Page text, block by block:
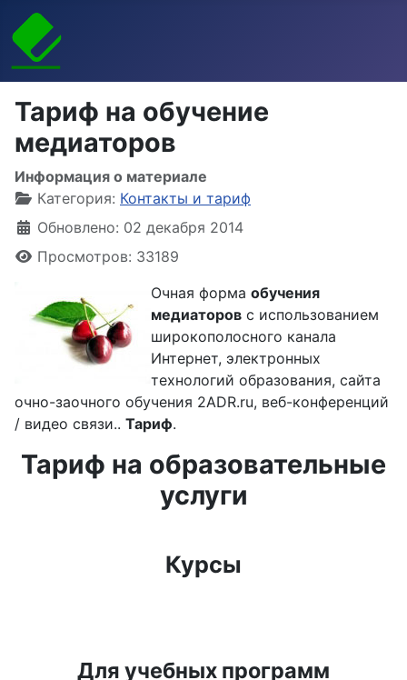
Тариф на обучение
медиаторов
Информация о материале
Категория: Контакты и тариф
Обновлено: 02 декабря 2014
Просмотров: 33189
Очная форма обучения
медиаторов с использованием
широкополосного канала
Интернет, электронных
технологий образования, сайта
очно-заочного обучения 2ADR.ru, веб-конференций
/ видео связи.. Тариф.
Тариф на образовательные
услуги
Курсы
Для учебных программ